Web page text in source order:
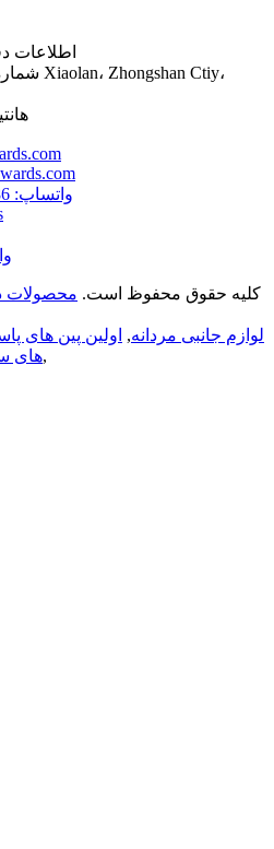
اطلاعات
24-7 واتساپ: 0086-18024245545
© Copyright - 2009-2022: کلیه حقوق محفوظ است. محصولات
لوازم جانبی مردانه, اولین پین های
های,